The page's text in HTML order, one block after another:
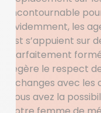
incontournable
Evidemment, les
Est s’appuient sur
parfaitement
légère le respect
échanges avec
vous avez la